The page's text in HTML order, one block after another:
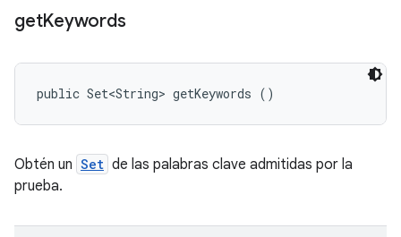
getKeywords
public Set<String> getKeywords ()
Obtén un Set de las palabras clave admitidas por la
prueba.